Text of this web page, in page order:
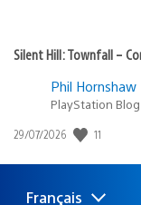
Silent Hill: Townfall –
Phil Hornshaw
PlayStation
Date
publication
29/07/2026 11
Français